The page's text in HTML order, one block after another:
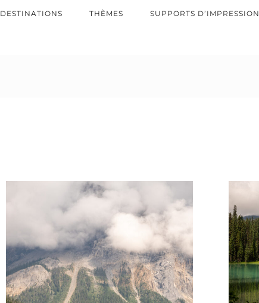
DESTINATIONS THÈMES SUPPORTS D’IMPRESSION